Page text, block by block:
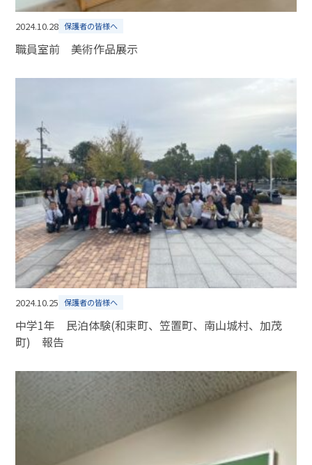
2024.10.28 保護者の皆様へ
職員室前 美術作品展示
2024.10.25 保護者の皆様へ
中学1年 民泊体験(和束町、笠置町、南山城村、加茂
町) 報告